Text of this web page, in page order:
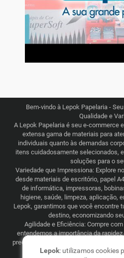
Bem-vindo à Lepok Papelaria -
Qualidade e
A Lepok Papelaria é seu e-commerce
extensa gama de materiais para
individuais quanto às demandas
itens cuidadosamente selecionados,
soluções para o
Variedade que Impressiona: Explore
desde materiais de escritório, papel
de informática, impressoras,
higiene, saúde, limpeza, aplicação,
Lepok, garantimos que você encontre
destino, economizando
Agilidade e Eficiência: Compre
entendemos a importância da
preços justos e competitivos,
que abrange todo o Brasil. Seja
Lepok: utilizamos cookies